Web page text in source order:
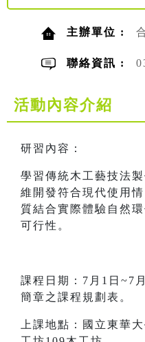
主辦單位 :
聯絡資訊 :
活動內容介紹
研習內容：
學習傳統木工藝技法
維開發符合現代使用
質結合實際體驗自然
可行性。
課程日期：7月1日~7
簡章之課程規劃表。
上課地點：國立東華